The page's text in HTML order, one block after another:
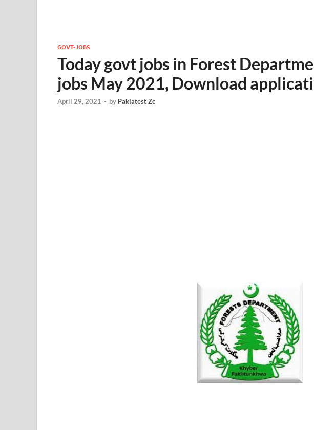
GOVT-JOBS
Today govt jobs in Forest
jobs May 2021, Download
April 29, 2021 - by Paklatest Zc